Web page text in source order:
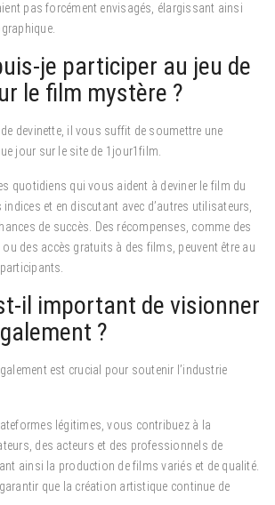
pas forcément envisagés, élargissant ainsi
je participer au jeu de
le film mystère ?
devinette, il vous suffit de soumettre une
jour sur le site de 1jour1film.
quotidiens qui vous aident à deviner le film du
et en discutant avec d’autres utilisateurs,
de succès. Des récompenses, comme des
des accès gratuits à des films, peuvent être au
il important de visionner
?
est crucial pour soutenir l’industrie
légitimes, vous contribuez à la
des acteurs et des professionnels de
ainsi la production de films variés et de qualité.
que la création artistique continue de